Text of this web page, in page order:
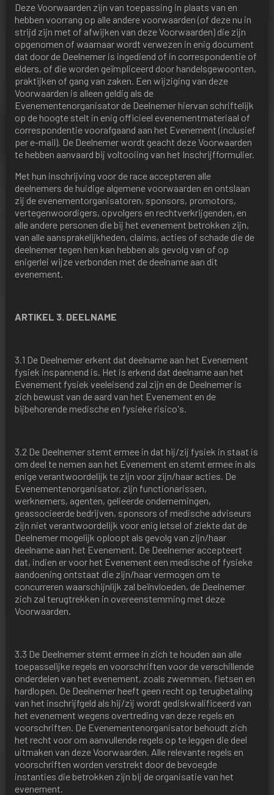
Deze Voorwaarden zijn van toepassing in plaats van en
hebben voorrang op alle andere voorwaarden (of deze nu in
strijd zijn met of afwijken van deze Voorwaarden) die zijn
opgenomen of waarnaar wordt verwezen in enig document
dat door de Deelnemer is ingediend of in correspondentie of
elders, of die worden geïmpliceerd door handelsgewoonten,
praktijken of gang van zaken. Een wijziging van deze
Voorwaarden is alleen geldig als de
Evenementenorganisator de Deelnemer hiervan schriftelijk
op de hoogte stelt in enig officieel evenementmateriaal of
correspondentie voorafgaand aan het Evenement (inclusief
per e-mail). De Deelnemer wordt geacht deze Voorwaarden
te hebben aanvaard bij voltooiing van het Inschrijfformulier.
Met hun inschrijving voor de race accepteren alle
deelnemers de huidige algemene voorwaarden en ontslaan
zij de evenementorganisatoren, sponsors, promotors,
vertegenwoordigers, opvolgers en rechtverkrijgenden, en
alle andere personen die bij het evenement betrokken zijn,
van alle aansprakelijkheden, claims, acties of schade die de
deelnemer tegen hen kan hebben als gevolg van of op
enigerlei wijze verbonden met de deelname aan dit
evenement.
ARTIKEL 3. DEELNAME
3.1 De Deelnemer erkent dat deelname aan het Evenement
fysiek inspannend is. Het is erkend dat deelname aan het
Evenement fysiek veeleisend zal zijn en de Deelnemer is
zich bewust van de aard van het Evenement en de
bijbehorende medische en fysieke risico's.
3.2 De Deelnemer stemt ermee in dat hij/zij fysiek in staat is
om deel te nemen aan het Evenement en stemt ermee in als
enige verantwoordelijk te zijn voor zijn/haar acties. De
Evenementenorganisator, zijn functionarissen,
werknemers, agenten, gelieerde ondernemingen,
geassocieerde bedrijven, sponsors of medische adviseurs
zijn niet verantwoordelijk voor enig letsel of ziekte dat de
Deelnemer mogelijk oploopt als gevolg van zijn/haar
deelname aan het Evenement. De Deelnemer accepteert
dat, indien er voor het Evenement een medische of fysieke
aandoening ontstaat die zijn/haar vermogen om te
concurreren waarschijnlijk zal beïnvloeden, de Deelnemer
zich zal terugtrekken in overeenstemming met deze
Voorwaarden.
3.3 De Deelnemer stemt ermee in zich te houden aan alle
toepasselijke regels en voorschriften voor de verschillende
onderdelen van het evenement, zoals zwemmen, fietsen en
hardlopen. De Deelnemer heeft geen recht op terugbetaling
van het inschrijfgeld als hij/zij wordt gediskwalificeerd van
het evenement wegens overtreding van deze regels en
voorschriften. De Evenementenorganisator behoudt zich
het recht voor om aanvullende regels op te leggen die deel
uitmaken van deze Voorwaarden. Alle relevante regels en
voorschriften worden verstrekt door de bevoegde
instanties die betrokken zijn bij de organisatie van het
evenement.